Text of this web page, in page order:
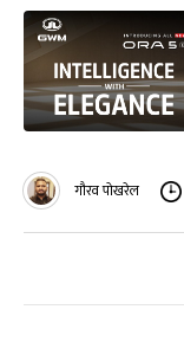
गौरव पोखरेल